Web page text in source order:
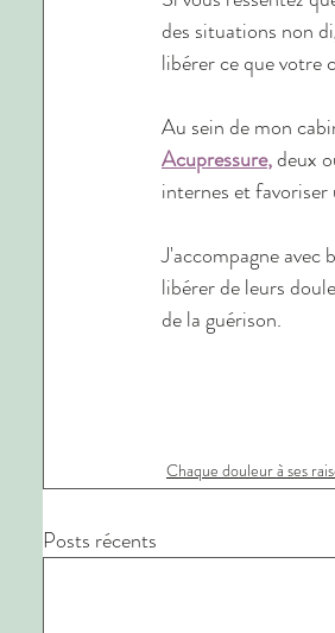
des situations non
libérer ce que votre
Au sein de mon
Acupressure, deux
internes et
J'accompagne avec
libérer de leurs
de la guérison.
Chaque douleur à ses
Posts récents